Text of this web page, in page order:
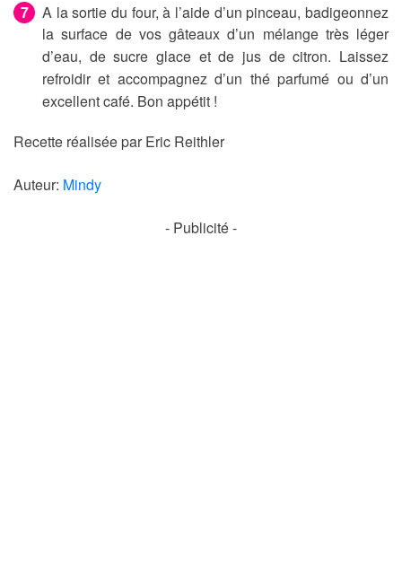
A la sortie du four, à l’aide d’un pinceau, badigeonnez
la surface de vos gâteaux d’un mélange très léger
d’eau, de sucre glace et de jus de citron. Laissez
refroidir et accompagnez d’un thé parfumé ou d’un
excellent café. Bon appétit !
Recette réalisée par Eric Reithler
Auteur: Mindy
- Publicité -